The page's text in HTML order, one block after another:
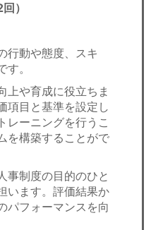
）
行動や態度、スキ
。
や育成に役立ちま
項目と基準を設定し
レーニングを行うこ
を構築することがで
事制度の目的のひと
います。評価結果か
パフォーマンスを向